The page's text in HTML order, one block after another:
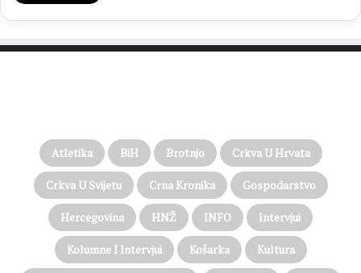
Atletika BiH Brotnjo Crkva U Hrvata
Crkva U Svijetu Crna Kronika Gospodarstvo
Hercegovina HNŽ INFO Intervjui
Kolumne I Intervjui Košarka Kultura